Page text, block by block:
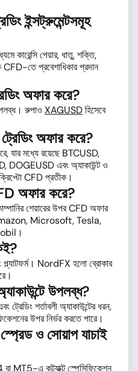
ইন্সট্রুমেন্টসমূহ
পেয়ার, ধাতু, শক্তি,
তে প্রবেশাধিকার প্রদান
অফার করে?
রুপাও XAGUSDহিসেবে
অফার করে?
যার মধ্যে রয়েছে BTCUSD,
DOGEUSD এবং অ্যাকাউন্ট ও
ক্রিপ্টো CFD প্রতীক।
অফার করে?
শেয়ারের উপর CFD অফার
Microsoft, Tesla,
NordFX হলো ব্রোকার
উপলব্ধ?
শর্তাবলী অ্যাকাউন্টের ধরন,
উপর নির্ভর করতে পারে।
ও সোয়াপ যাচাই
MT5-এ কন্ট্র্যাক্ট স্পেসিফিকেশন